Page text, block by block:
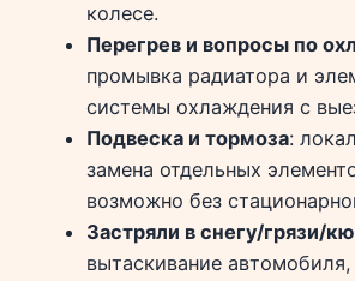
колесе.
Перегрев и вопросы по
промывка радиатора и
системы охлаждения с
Подвеска и тормоза:
замена отдельных
возможно без
Застряли в снегу/грязи/
вытаскивание автомобиля,